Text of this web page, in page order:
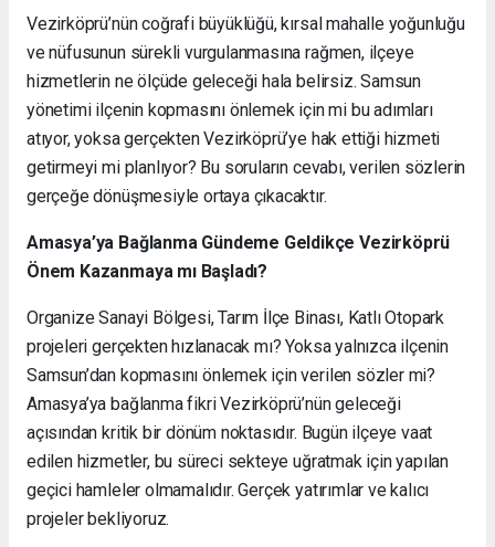
Vezirköprü’nün coğrafi büyüklüğü, kırsal mahalle yoğunluğu
ve nüfusunun sürekli vurgulanmasına rağmen, ilçeye
hizmetlerin ne ölçüde geleceği hala belirsiz. Samsun
yönetimi ilçenin kopmasını önlemek için mi bu adımları
atıyor, yoksa gerçekten Vezirköprü’ye hak ettiği hizmeti
getirmeyi mi planlıyor? Bu soruların cevabı, verilen sözlerin
gerçeğe dönüşmesiyle ortaya çıkacaktır.
Amasya’ya Bağlanma Gündeme Geldikçe Vezirköprü
Önem Kazanmaya mı Başladı?
Organize Sanayi Bölgesi, Tarım İlçe Binası, Katlı Otopark
projeleri gerçekten hızlanacak mı? Yoksa yalnızca ilçenin
Samsun’dan kopmasını önlemek için verilen sözler mi?
Amasya’ya bağlanma fikri Vezirköprü’nün geleceği
açısından kritik bir dönüm noktasıdır. Bugün ilçeye vaat
edilen hizmetler, bu süreci sekteye uğratmak için yapılan
geçici hamleler olmamalıdır. Gerçek yatırımlar ve kalıcı
projeler bekliyoruz.